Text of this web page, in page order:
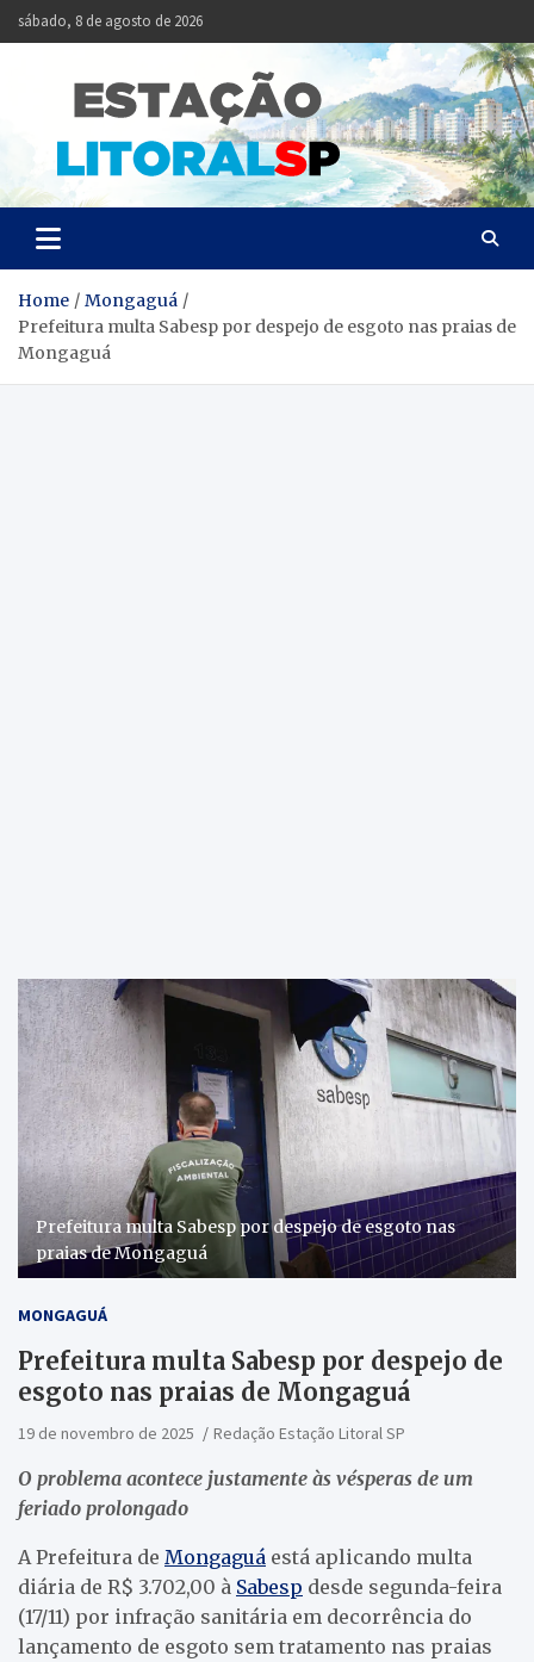
Skip
to
sábado, 8 de agosto de 2026
Estação
Litoral
Notícias da Baixada
Santista
Home
Mongaguá
Prefeitura multa Sabesp por despejo de esgoto nas praias de
Mongaguá
Prefeitura multa Sabesp por despejo de esgoto nas
praias de Mongaguá
MONGAGUÁ
Prefeitura multa Sabesp por despejo de
esgoto nas praias de Mongaguá
19 de novembro de 2025 Redação Estação Litoral SP
O problema acontece justamente às vésperas de um
feriado prolongado
A Prefeitura de Mongaguá está aplicando multa
diária de R$ 3.702,00 à Sabesp desde segunda-feira
(17/11) por infração sanitária em decorrência do
lançamento de esgoto sem tratamento nas praias